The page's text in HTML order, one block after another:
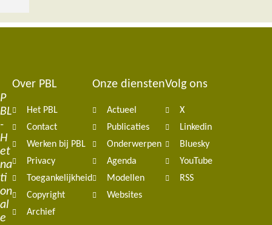
P
BL
-
H
et
na
ti
on
al
e
Footer
navigation
Over PBL
Het PBL
Contact
Werken bij PBL
Privacy
Toegankelijkheid
Copyright
Archief
Onze diensten
Actueel
Publicaties
Onderwerpen
Agenda
Modellen
Websites
Volg ons
X
Linkedin
Bluesky
YouTube
RSS